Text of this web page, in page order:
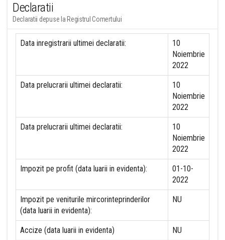
Declaratii
Declaratii depuse la Registrul Comertului
Data inregistrarii ultimei declaratii:
10
Noiembrie
2022
Data prelucrarii ultimei declaratii:
10
Noiembrie
2022
Data prelucrarii ultimei declaratii:
10
Noiembrie
2022
Impozit pe profit (data luarii in evidenta):
01-10-
2022
Impozit pe veniturile mircorinteprinderilor
(data luarii in evidenta):
NU
Accize (data luarii in evidenta) NU